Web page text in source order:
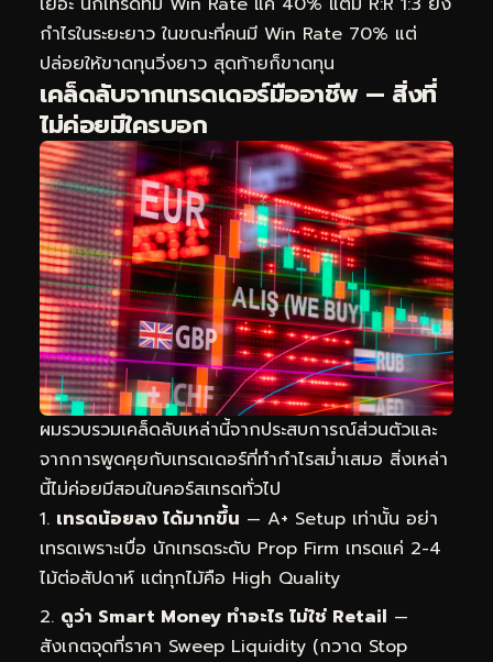
กำไรในระยะยาว ในขณะที่คนมี Win Rate 70% แต่
ปล่อยให้ขาดทุนวิ่งยาว สุดท้ายก็ขาดทุน
เคล็ดลับจากเทรดเดอร์มืออาชีพ — สิ่งที่
ไม่ค่อยมีใครบอก
ผมรวบรวมเคล็ดลับเหล่านี้จากประสบการณ์ส่วนตัวและ
จากการพูดคุยกับเทรดเดอร์ที่ทำกำไรสม่ำเสมอ สิ่งเหล่า
นี้ไม่ค่อยมีสอนในคอร์สเทรดทั่วไป
เทรดน้อยลง ได้มากขึ้น — A+ Setup เท่านั้น อย่า
เทรดเพราะเบื่อ นักเทรดระดับ Prop Firm เทรดแค่ 2-4
ไม้ต่อสัปดาห์ แต่ทุกไม้คือ High Quality
ดูว่า Smart Money ทำอะไร ไม่ใช่ Retail —
สังเกตจุดที่ราคา Sweep Liquidity (กวาด Stop